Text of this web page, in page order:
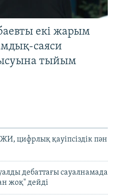
екі жарым
саяси
тыйым
цифрлық қауіпсіздік пән
дебаттағы сауалнамада
жоқ" дейді